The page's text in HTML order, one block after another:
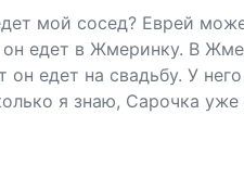
мой сосед? Еврей
едет в Жмеринку. В
едет на свадьбу. У
я знаю, Сарочка